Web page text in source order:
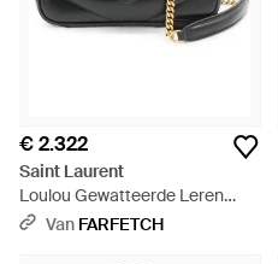
€ 2.322
Saint Laurent
Loulou Gewatteerde Leren
Schoudertas - Zwart
Van FARFETCH